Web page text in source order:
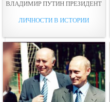
ВЛАДИМИР ПУТИН ПРЕЗИДЕНТ
ЛИЧНОСТИ В ИСТОРИИ